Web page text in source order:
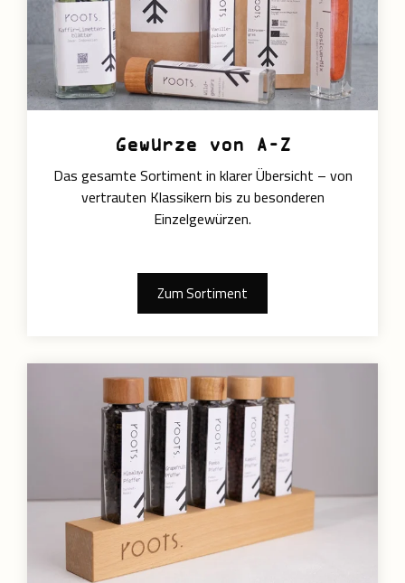
Gewürze von A–Z
Das gesamte Sortiment in klarer Übersicht – von
vertrauten Klassikern bis zu besonderen
Einzelgewürzen.
Zum Sortiment